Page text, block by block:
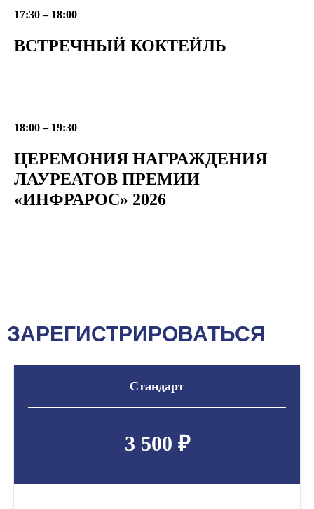
17:30 – 18:00
ВСТРЕЧНЫЙ КОКТЕЙЛЬ
18:00 – 19:30
ЦЕРЕМОНИЯ НАГРАЖДЕНИЯ
ЛАУРЕАТОВ ПРЕМИИ
«ИНФРАРОС» 2026
ЗАРЕГИСТРИРОВАТЬСЯ
Стандарт
3 500 ₽